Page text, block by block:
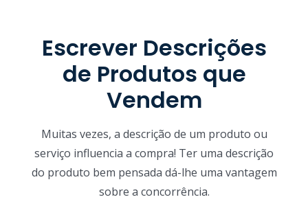
Escrever Descrições
de Produtos que
Vendem
Muitas vezes, a descrição de um produto ou
serviço influencia a compra! Ter uma descrição
do produto bem pensada dá-lhe uma vantagem
sobre a concorrência.